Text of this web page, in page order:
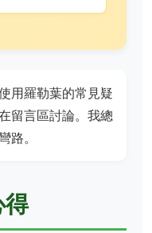
用羅勒葉的常見疑
留言區討論。我總
路。